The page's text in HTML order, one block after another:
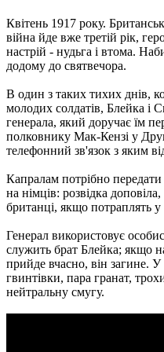
Квітень 1917 року.
війна йде вже третій рік,
настрій - нудьга і втома.
додому до святвечора.
В один з таких тихих днів,
молодих солдатів, Блейка і
генерала, який доручає їм
полковнику Мак-Кензі у
телефонний зв'язок з яким
Капралам потрібно
на німців: розвідка
британці, якщо потраплять у
Генерал використовує
служить брат Блейка; якщо
прийде вчасно, він загине. У
гвинтівки, пара гранат,
нейтральну смугу.